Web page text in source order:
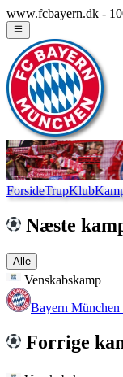
www.fcbayern.dk -
ForsideTrupKlub
Næste
Alle
Venskabskamp
Bayern München
Forrige